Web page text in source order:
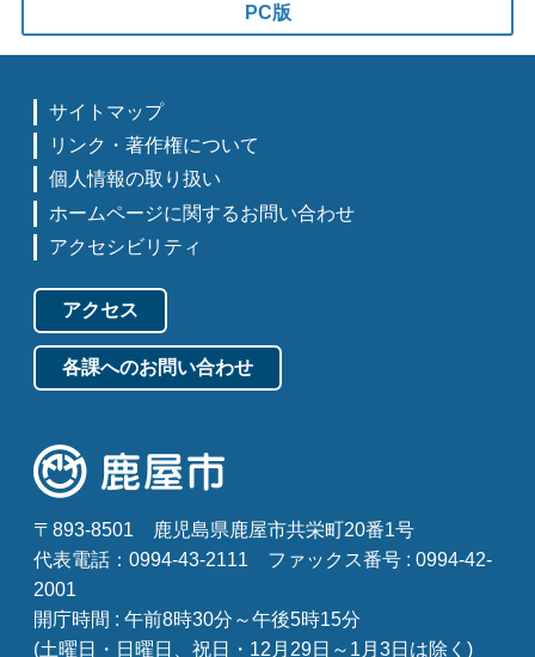
PC版
サイトマップ
リンク・著作権について
個人情報の取り扱い
ホームページに関するお問い合わせ
アクセシビリティ
アクセス
各課へのお問い合わせ
〒893-8501
鹿児島県鹿屋市共栄町20番1号
代表電話：0994-43-2111
ファックス番号 : 0994-42-
2001
開庁時間 : 午前8時30分～午後5時15分
(土曜日・日曜日、祝日・12月29日～1月3日は除く)